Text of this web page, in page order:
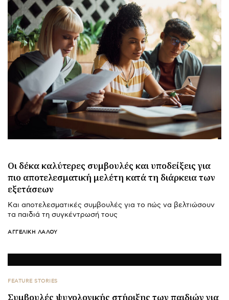
Οι δέκα καλύτερες συμβουλές και υποδείξεις για
πιο αποτελεσματική μελέτη κατά τη διάρκεια των
εξετάσεων
Και αποτελεσματικές συμβουλές για το πώς να βελτιώσουν
τα παιδιά τη συγκέντρωσή τους
ΑΓΓΕΛΙΚΉ ΛΆΛΟΥ
FEATURE STORIES
Συμβουλές ψυχολογικής στήριξης των παιδιών για